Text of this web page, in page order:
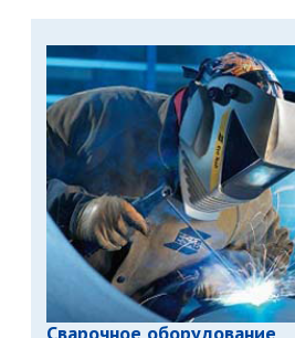
Сварочное оборудование